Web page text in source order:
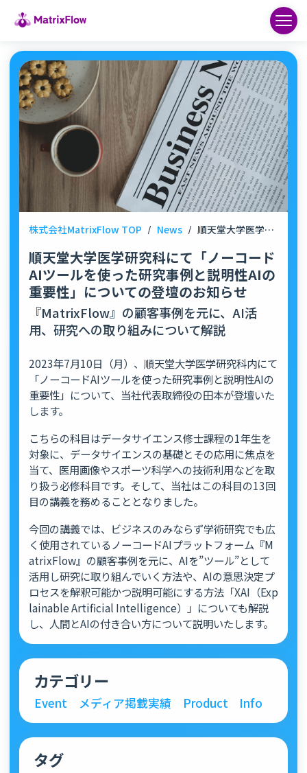
株式会社MatrixFlow TOP / News / 順天堂大学医学研究科にて「ノーコードAIツールを使った研究事例と説明性AIの重要性」についての登壇のお知らせ
順天堂大学医学研究科にて「ノーコード
AIツールを使った研究事例と説明性AIの
重要性」についての登壇のお知らせ
『MatrixFlow』の顧客事例を元に、AI活
用、研究への取り組みについて解説
2023年7月10日（月）、順天堂大学医学研究科内にて
「ノーコードAIツールを使った研究事例と説明性AIの
重要性」について、当社代表取締役の田本が登壇いた
します。
こちらの科目はデータサイエンス修士課程の1年生を
対象に、データサイエンスの基礎とその応用に焦点を
当て、医用画像やスポーツ科学への技術利用などを取
り扱う必修科目です。そして、当社はこの科目の13回
目の講義を務めることとなりました。
今回の講義では、ビジネスのみならず学術研究でも広
く使用されているノーコードAIプラットフォーム『M
atrixFlow』の顧客事例を元に、AIを”ツール”として
活用し研究に取り組んでいく方法や、AIの意思決定プ
ロセスを解釈可能かつ説明可能にする方法「XAI（Exp
lainable Artificial Intelligence）」についても解説
し、人間とAIの付き合い方について説明いたします。
カテゴリー
Event メディア掲載実績 Product Info
タグ